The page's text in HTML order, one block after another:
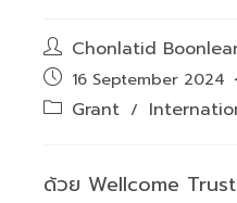
Post
author:
Chonlatid
Post
published:
16 September 2024
PostGrant /
ด้วย Wellcome